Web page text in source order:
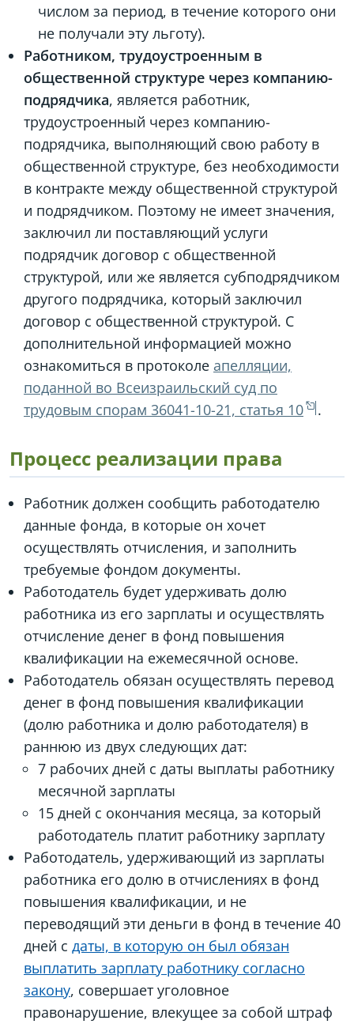
числом за период, в течение которого они
не получали эту льготу).
Работником, трудоустроенным в
общественной структуре через компанию-
подрядчика, является работник,
трудоустроенный через компанию-
подрядчика, выполняющий свою работу в
общественной структуре, без необходимости
в контракте между общественной структурой
и подрядчиком. Поэтому не имеет значения,
заключил ли поставляющий услуги
подрядчик договор с общественной
структурой, или же является субподрядчиком
другого подрядчика, который заключил
договор с общественной структурой. С
дополнительной информацией можно
ознакомиться в протоколе апелляции,
поданной во Всеизраильский суд по
трудовым спорам 36041-10-21, статья 10
.
Процесс реализации права
Работник должен сообщить работодателю
данные фонда, в которые он хочет
осуществлять отчисления, и заполнить
требуемые фондом документы.
Работодатель будет удерживать долю
работника из его зарплаты и осуществлять
отчисление денег в фонд повышения
квалификации на ежемесячной основе.
Работодатель обязан осуществлять перевод
денег в фонд повышения квалификации
(долю работника и долю работодателя) в
раннюю из двух следующих дат:
7 рабочих дней с даты выплаты работнику
месячной зарплаты
15 дней с окончания месяца, за который
работодатель платит работнику зарплату
Работодатель, удерживающий из зарплаты
работника его долю в отчислениях в фонд
повышения квалификации, и не
переводящий эти деньги в фонд в течение 40
дней с даты, в которую он был обязан
выплатить зарплату работнику согласно
закону, совершает уголовное
правонарушение, влекущее за собой штраф